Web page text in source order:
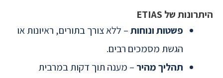
היתרונות של ETIAS
פשטות ונוחות– ללא צורך בתורים, ראיונות או
הגשת מסמכים רבים.
תהליך מהיר – מענה תוך דקות במרבית